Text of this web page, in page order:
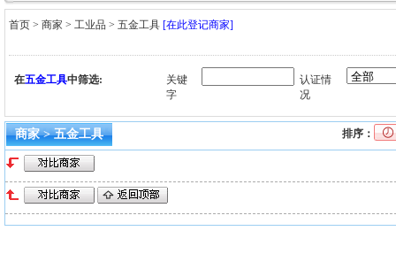
首页 >商家 >工业品>五金工具 [在此登记商家]
在五金工具中筛选:
关键
字
认证情
况
商家 > 五金工具 排序：